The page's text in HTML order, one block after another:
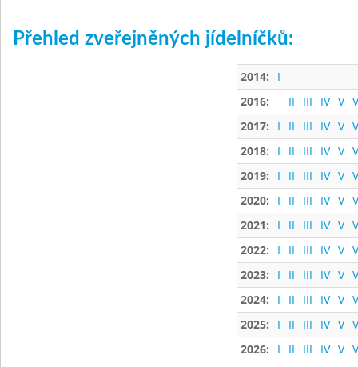
Přehled zveřejněných jídelníčků:
2014:
I
2016:
II III IV V
2017:
I II III IV V
2018:
I II III IV V
2019:
I II III IV V
2020:
I II III IV V
2021:
I II III IV V
2022:
I II III IV V
2023:
I II III IV V
2024:
I II III IV V
2025:
I II III IV V
2026:
I II III IV V